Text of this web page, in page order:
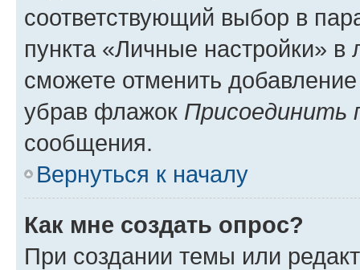
соответствующий выбор в
пункта «Личные настройки»
сможете отменить
убрав флажок Присоединить
сообщения.
Вернуться к началу
Как мне создать опрос?
При создании темы или